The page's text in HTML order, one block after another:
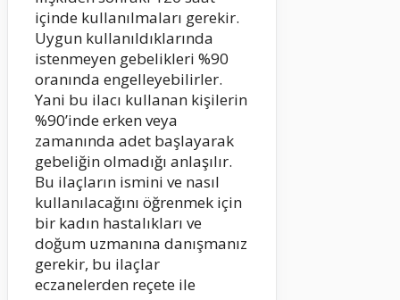
içinde kullanılmaları gerekir.
Uygun kullanıldıklarında
istenmeyen gebelikleri %90
oranında engelleyebilirler.
Yani bu ilacı kullanan kişilerin
%90’inde erken veya
zamanında adet başlayarak
gebeliğin olmadığı anlaşılır.
Bu ilaçların ismini ve nasıl
kullanılacağını öğrenmek için
bir kadın hastalıkları ve
doğum uzmanına danışmanız
gerekir, bu ilaçlar
eczanelerden reçete ile